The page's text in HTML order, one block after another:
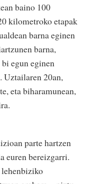
baino 100
kilometroko etapak
barna eginen
barna,
egun eginen
Uztailaren 20an,
eta biharamunean,
parte hartzen
euren bereizgarri.